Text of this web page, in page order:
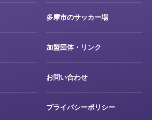
多摩市のサッカー場
加盟団体・リンク
お問い合わせ
プライバシーポリシー